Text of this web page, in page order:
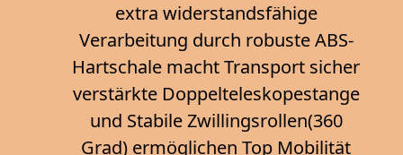
extra widerstandsfähige
Verarbeitung durch robuste ABS-
Hartschale macht Transport sicher
verstärkte Doppelteleskopestange
und Stabile Zwillingsrollen(360
Grad) ermöglichen Top Mobilität